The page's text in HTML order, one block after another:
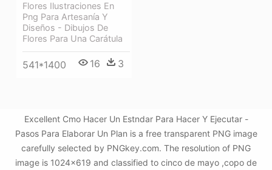
Flores Ilustraciones En
Png Para Artesanía Y
Diseños - Dibujos De
Flores Para Una Carátula
541*1400 16 3
Excellent Cmo Hacer Un Estndar Para Hacer Y Ejecutar -
Pasos Para Elaborar Un Plan is a free transparent PNG image
carefully selected by PNGkey.com. The resolution of PNG
image is 1024x619 and classified to cinco de mayo ,copo de